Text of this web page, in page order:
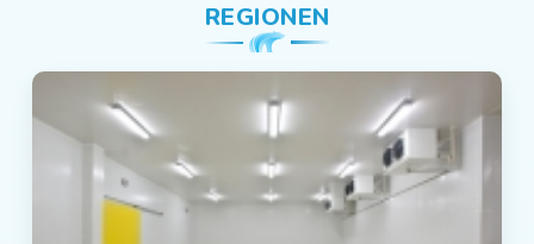
REGIONEN